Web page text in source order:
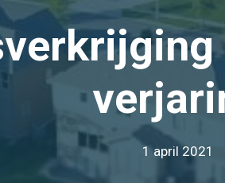
1 april 2021